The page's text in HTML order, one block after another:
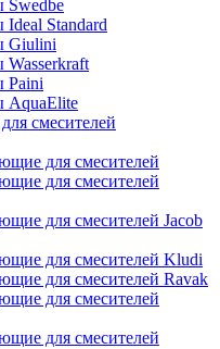
Swedbe
Ideal Standard
Giulini
Wasserkraft
Paini
AquaElite
смесителей
для смесителей
для смесителей
для смесителей Jacob
для смесителей Kludi
для смесителей Ravak
для смесителей
для смесителей